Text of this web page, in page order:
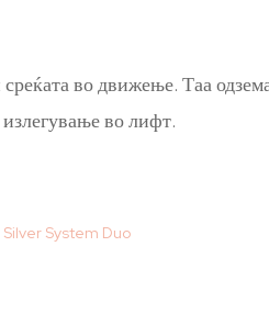
во движење. Таа
во лифт.
System Duo